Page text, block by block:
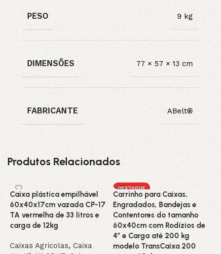
PESO 9 kg
DIMENSÕES 77 × 57 × 13 cm
FABRICANTE ABelt®
Produtos Relacionados
Caixa plástica empilhável
60x40x17cm vazada CP-17
TA vermelha de 33 litros e
carga de 12kg
Caixas Agricolas, Caixa
DESTAQUE
Carrinho para Caixas,
Engradados, Bandejas e
Contentores do tamanho
60x40cm com Rodízios de
4” e Carga até 200 kg
modelo TransCaixa 200